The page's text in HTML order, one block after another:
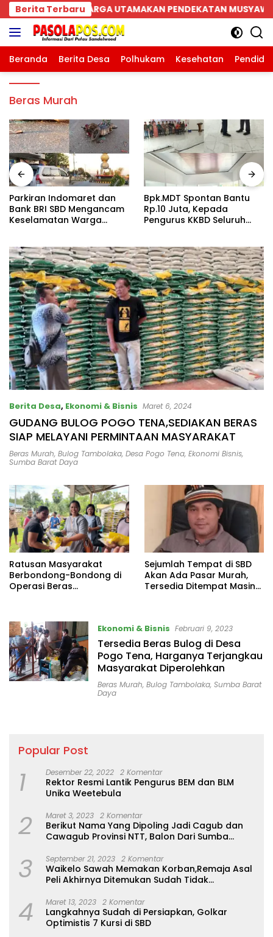
Langsung
ke
konten
Berita Terbaru
PENDEKATAN MUSYAWARAH Parkiran
Beranda Berita Desa Polhukam Kesehatan
Beras Murah
Parkiran Indomaret dan
Bank BRI SBD Mengancam
Keselamatan Warga
Perhubungan dan
Satlantas Didesak
Bertindak Tegas!
Bpk.MDT Spontan Bantu
Rp.10 Juta, Kepada
Pengurus KKBD Seluruh
Berita Desa, Ekonomi & Bisnis Maret 6, 2024
GUDANG BULOG POGO TENA,SEDIAKAN BERAS
SIAP MELAYANI PERMINTAAN MASYARAKAT
Beras Murah, Bulog Tambolaka, Desa Pogo Tena, Ekonomi Bisnis,
Sumba Barat Daya
Ratusan Masyarakat
Berbondong-Bondong di
Operasi Beras
Wanno Respon Cepat
Sejumlah Tempat di SBD
Akan Ada Pasar Murah,
Tersedia Ditempat Masing
Ekonomi & Bisnis Februari 9, 2023
Tersedia Beras Bulog di Desa
Pogo Tena, Harganya Terjangkau
Masyarakat Diperolehkan
Beras Murah, Bulog Tambolaka, Sumba Barat
Daya
Popular Post
1 Desember 22, 2022 2 Komentar
Rektor Resmi Lantik Pengurus BEM dan BLM
Unika Weetebula
2 Maret 3, 2023 2 Komentar
Berikut Nama Yang Dipoling Jadi Cagub dan
Cawagub Provinsi NTT, Balon Dari Sumba
3 September 21, 2023 2 Komentar
Waikelo Sawah Memakan Korban,Remaja Asal
Peli Akhirnya Ditemukan Sudah Tidak
4 Maret 13, 2023 2 Komentar
Langkahnya Sudah di Persiapkan, Golkar
Optimistis 7 Kursi di SBD